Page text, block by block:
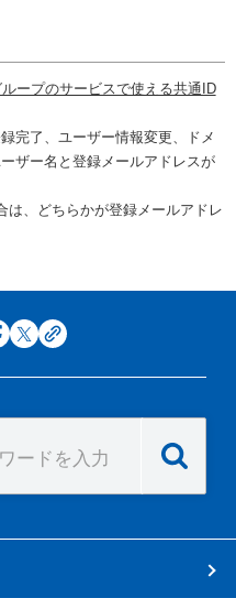
ープのサービスで使える共通ID
完了、ユーザー情報変更、ドメ
ザー名と登録メールアドレスが
は、どちらかが登録メールアドレ
facebook
x copy